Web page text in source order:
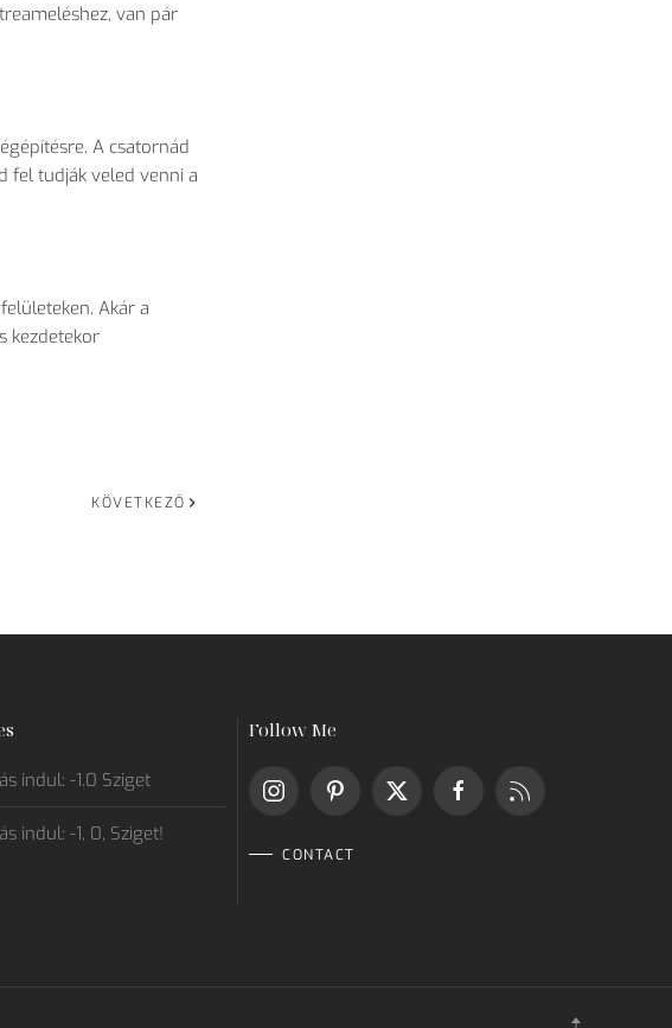
van pár
A csatornád
fel tudják veled venni a
Akár a
kezdetekor
KÖVETKEZŐ
indul: -1.0 Sziget
indul: -1, 0, Sziget!
Follow Me
CONTACT